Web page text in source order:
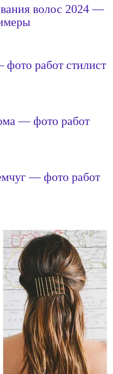
волос 2024 —
работ стилист
— фото работ
— фото работ